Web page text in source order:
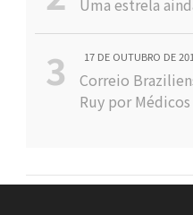
Uma estrela
17 DE OUTUBRO DE
Correio
Ruy por